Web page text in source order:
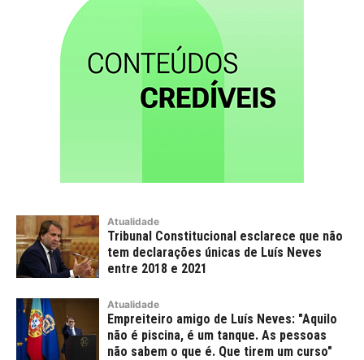
Atualidade
Tribunal Constitucional esclarece que não
tem declarações únicas de Luís Neves
entre 2018 e 2021
Atualidade
Empreiteiro amigo de Luís Neves: "Aquilo
não é piscina, é um tanque. As pessoas
não sabem o que é. Que tirem um curso"